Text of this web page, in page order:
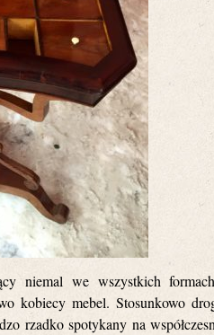
niemal we wszystkich
kobiecy mebel. Stosunkowo
rzadko spotykany na